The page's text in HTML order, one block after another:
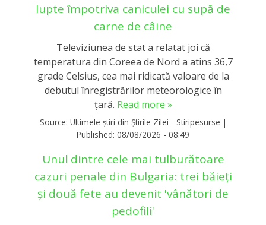
lupte împotriva caniculei cu supă de
carne de câine
Televiziunea de stat a relatat joi că
temperatura din Coreea de Nord a atins 36,7
grade Celsius, cea mai ridicată valoare de la
debutul înregistrărilor meteorologice în
ţară. Read more »
Source: Ultimele știri din Știrile Zilei - Stiripesurse |
Published: 08/08/2026 - 08:49
Unul dintre cele mai tulburătoare
cazuri penale din Bulgaria: trei băieți
și două fete au devenit 'vânători de
pedofili'